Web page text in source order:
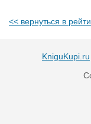
<< вернуться в
KniguKupi.ru